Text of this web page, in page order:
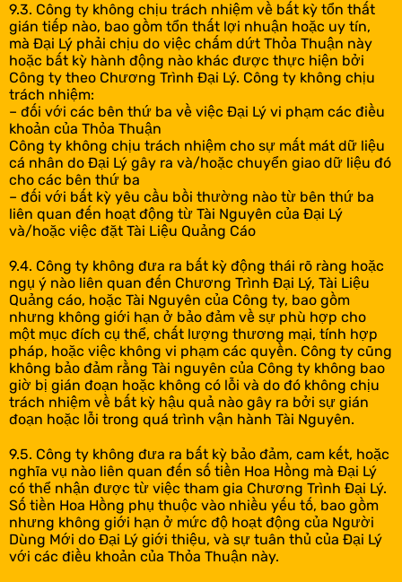
9.3. Công ty không chịu trách nhiệm về bất kỳ tổn thất
gián tiếp nào, bao gồm tổn thất lợi nhuận hoặc uy tín,
mà Đại Lý phải chịu do việc chấm dứt Thỏa Thuận này
hoặc bất kỳ hành động nào khác được thực hiện bởi
Công ty theo Chương Trình Đại Lý. Công ty không chịu
trách nhiệm:
– đối với các bên thứ ba về việc Đại Lý vi phạm các điều
khoản của Thỏa Thuận
Công ty không chịu trách nhiệm cho sự mất mát dữ liệu
cá nhân do Đại Lý gây ra và/hoặc chuyển giao dữ liệu đó
cho các bên thứ ba
– đối với bất kỳ yêu cầu bồi thường nào từ bên thứ ba
liên quan đến hoạt động từ Tài Nguyên của Đại Lý
và/hoặc việc đặt Tài Liệu Quảng Cáo
9.4. Công ty không đưa ra bất kỳ động thái rõ ràng hoặc
ngụ ý nào liên quan đến Chương Trình Đại Lý, Tài Liệu
Quảng cáo, hoặc Tài Nguyên của Công ty, bao gồm
nhưng không giới hạn ở bảo đảm về sự phù hợp cho
một mục đích cụ thể, chất lượng thương mại, tính hợp
pháp, hoặc việc không vi phạm các quyền. Công ty cũng
không bảo đảm rằng Tài nguyên của Công ty không bao
giờ bị gián đoạn hoặc không có lỗi và do đó không chịu
trách nhiệm về bất kỳ hậu quả nào gây ra bởi sự gián
đoạn hoặc lỗi trong quá trình vận hành Tài Nguyên.
9.5. Công ty không đưa ra bất kỳ bảo đảm, cam kết, hoặc
nghĩa vụ nào liên quan đến số tiền Hoa Hồng mà Đại Lý
có thể nhận được từ việc tham gia Chương Trình Đại Lý.
Số tiền Hoa Hồng phụ thuộc vào nhiều yếu tố, bao gồm
nhưng không giới hạn ở mức độ hoạt động của Người
Dùng Mới do Đại Lý giới thiệu, và sự tuân thủ của Đại Lý
với các điều khoản của Thỏa Thuận này.